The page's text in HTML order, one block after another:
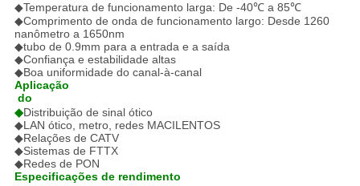
◆Temperatura de funcionamento larga: De -40℃ a 85℃
◆Comprimento de onda de funcionamento largo: Desde 1260
nanômetro a 1650nm
◆tubo de 0.9mm para a entrada e a saída
◆Confiança e estabilidade altas
◆Boa uniformidade do canal-à-canal
Aplicação
do
◆Distribuição de sinal ótico
◆LAN ótico, metro, redes MACILENTOS
◆Relações de CATV
◆Sistemas de FTTX
◆Redes de PON
Especificações de rendimento